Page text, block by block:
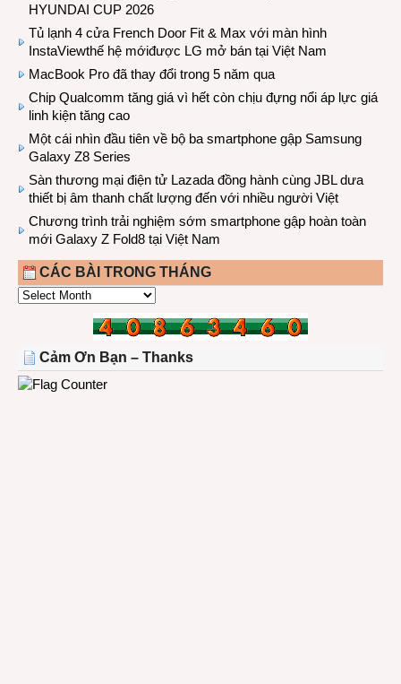
HYUNDAI CUP 2026
Tủ lạnh 4 cửa French Door Fit & Max với màn hình
InstaViewthế hệ mớiđược LG mở bán tại Việt Nam
MacBook Pro đã thay đổi trong 5 năm qua
Chip Qualcomm tăng giá vì hết còn chịu đựng nổi áp lực giá
linh kiện tăng cao
Một cái nhìn đầu tiên về bộ ba smartphone gập Samsung
Galaxy Z8 Series
Sàn thương mại điện tử Lazada đồng hành cùng JBL dưa
thiết bị âm thanh chất lượng đến với nhiều người Việt
Chương trình trải nghiệm sớm smartphone gập hoàn toàn
mới Galaxy Z Fold8 tại Việt Nam
CÁC BÀI TRONG THÁNG
CÁC
THÁNG
Cảm Ơn Bạn – Thanks